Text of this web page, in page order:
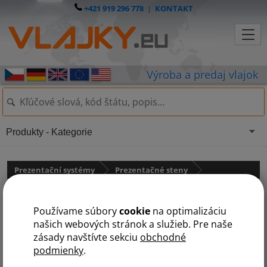
Používame súborycookie na optimalizáciu
našich webových stránok a služieb. Pre naše
zásady navštívte sekciu obchodné
podmienky.
+421 919 296 778| KONTAKT
Prezentační systémy Prezentačné steny
Produkty - Kategorie